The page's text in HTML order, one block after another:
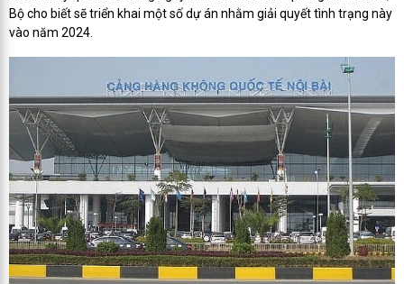
Bộ cho biết sẽ triển khai một số dự án nhằm giải quyết tình trạng này
vào năm 2024.